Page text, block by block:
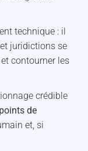
technique : il
juridictions se
contourner les
crédible
points de
et, si